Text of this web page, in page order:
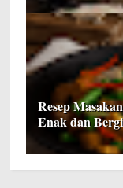
Resep
Enak dan